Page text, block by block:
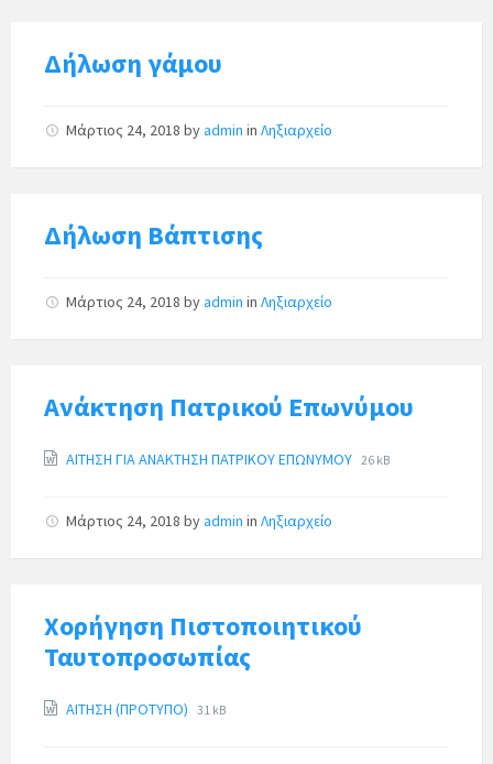
Δήλωση γάμου
Μάρτιος 24, 2018 byadmin in Ληξιαρχείο
Δήλωση Βάπτισης
Μάρτιος 24, 2018 byadmin in Ληξιαρχείο
Ανάκτηση Πατρικού Επωνύμου
ΑΙΤΗΣΗ ΓΙΑ ΑΝΑΚΤΗΣΗ ΠΑΤΡΙΚΟΥ ΕΠΩΝΥΜΟΥ 26 kB
Μάρτιος 24, 2018 byadmin in Ληξιαρχείο
Χορήγηση Πιστοποιητικού
Ταυτοπροσωπίας
ΑΙΤΗΣΗ (ΠΡΟΤΥΠΟ) 31 kB